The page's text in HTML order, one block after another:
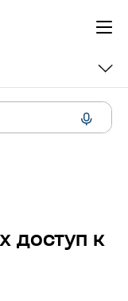
доступ к